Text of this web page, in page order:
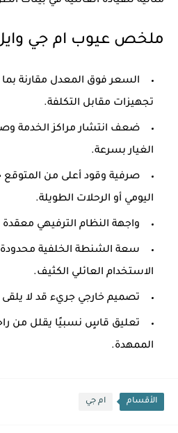
ملخص عيوب ام جي
السعر فوق المعدل مقارنة
تجهيزات مقابل التكلفة.
ضعف انتشار مراكز الخدمة
الغيار بسرعة.
صرفية وقود أعلى من
اليومي أو الرحلات الطويلة.
واجهة النظام الترفيهي معقدة
سعة الشنطة الخلفية محدودة
الاستخدام العائلي الكثيف.
تصميم خارجي جريء قد لا
تعليق قاسٍ نسبيًا يقلل من
الممهدة.
الأقسام ام جي